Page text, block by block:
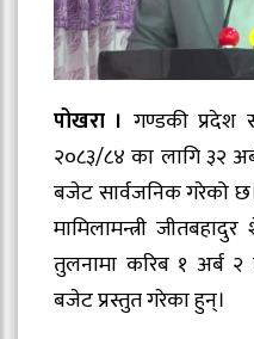
पोखरा । गण्डकी प्रदेश
२०८३/८४ का लागि ३२
बजेट सार्वजनिक गरेको
मामिलामन्त्री
तुलनामा करिब १ अर्ब
बजेट प्रस्तुत गरेका हुन्।